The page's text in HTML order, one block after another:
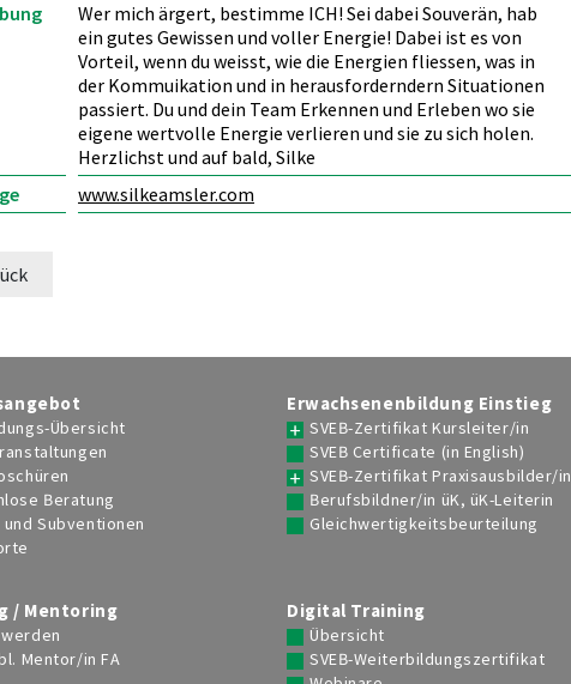
Events, Infoveranstaltungen finden
Suchen
Wer mich ärgert, bestimme ICH! Sei dabei Souverän, hab
ein gutes Gewissen und voller Energie! Dabei ist es von
Vorteil, wenn du weisst, wie die Energien fliessen, was in
der Kommuikation und in herausforderndern Situationen
passiert. Du und dein Team Erkennen und Erleben wo sie
eigene wertvolle Energie verlieren und sie zu sich holen.
Herzlichst und auf bald, Silke
www.silkeamsler.com
Übersicht
Beratung
Subventionen
Erwachsenenbildung Einstieg
SVEB-Zertifikat Kursleiter/in
SVEB Certificate (in English)
SVEB-Zertifikat Praxisausbilder/in
Berufsbildner/in üK, üK-Leiterin
Gleichwertigkeitsbeurteilung
/ Mentoring
Mentor/in FA
Digital Training
Übersicht
SVEB-Weiterbildungszertifikat